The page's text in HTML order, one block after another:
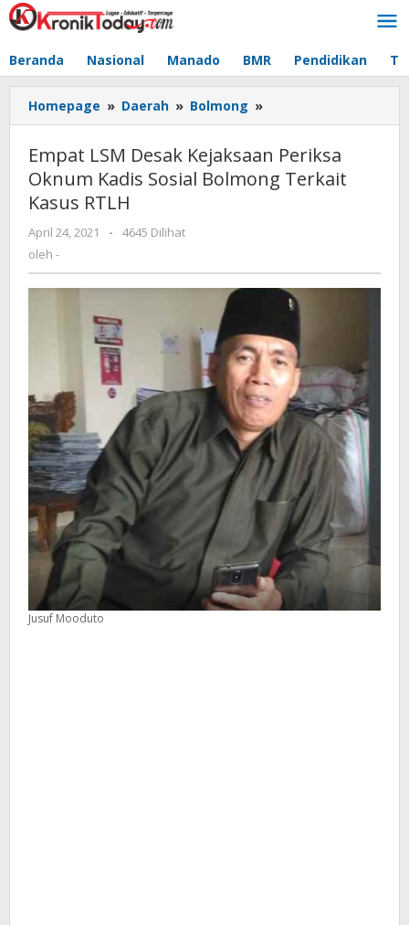
Lewati
ke
Beranda Nasional Manado BMR Pendidikan
Homepage » Daerah » Bolmong »
LSM
Kejaksaan
Periksa
Terkait
Kasus
RTLH
Empat LSM Desak Kejaksaan Periksa
Oknum Kadis Sosial Bolmong Terkait
Kasus RTLH
April 24, 2021
oleh
-
4645 Dilihat
oleh -
Jusuf Mooduto